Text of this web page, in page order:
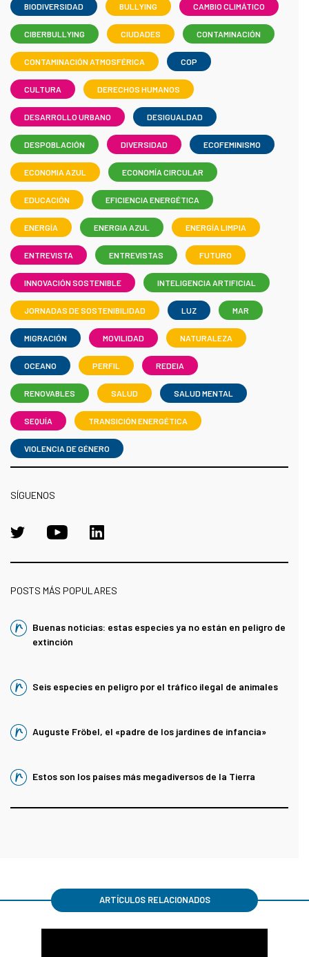
BIODIVERSIDAD BULLYING CAMBIO CLIMÁTICO
CIBERBULLYING CIUDADES CONTAMINACIÓN
CONTAMINACIÓN ATMOSFÉRICA COP
CULTURA DERECHOS HUMANOS
DESARROLLO URBANO DESIGUALDAD
DESPOBLACIÓN DIVERSIDAD ECOFEMINISMO
ECONOMIA AZUL ECONOMÍA CIRCULAR
EDUCACIÓN EFICIENCIA ENERGÉTICA
ENERGÍA ENERGIA AZUL ENERGÍA LIMPIA
ENTREVISTA ENTREVISTAS FUTURO
INNOVACIÓN SOSTENIBLE INTELIGENCIA ARTIFICIAL
JORNADAS DE SOSTENIBILIDAD LUZ MAR
MIGRACIÓN MOVILIDAD NATURALEZA
OCEANO PERFIL REDEIA
RENOVABLES SALUD SALUD MENTAL
SEQUÍA TRANSICIÓN ENERGÉTICA
VIOLENCIA DE GÉNERO
SÍGUENOS
POSTS MÁS POPULARES
Buenas noticias: estas especies ya no están en peligro de
extinción
Seis especies en peligro por el tráfico ilegal de animales
Auguste Fröbel, el «padre de los jardines de infancia»
Estos son los países más megadiversos de la Tierra
ARTÍCULOS RELACIONADOS